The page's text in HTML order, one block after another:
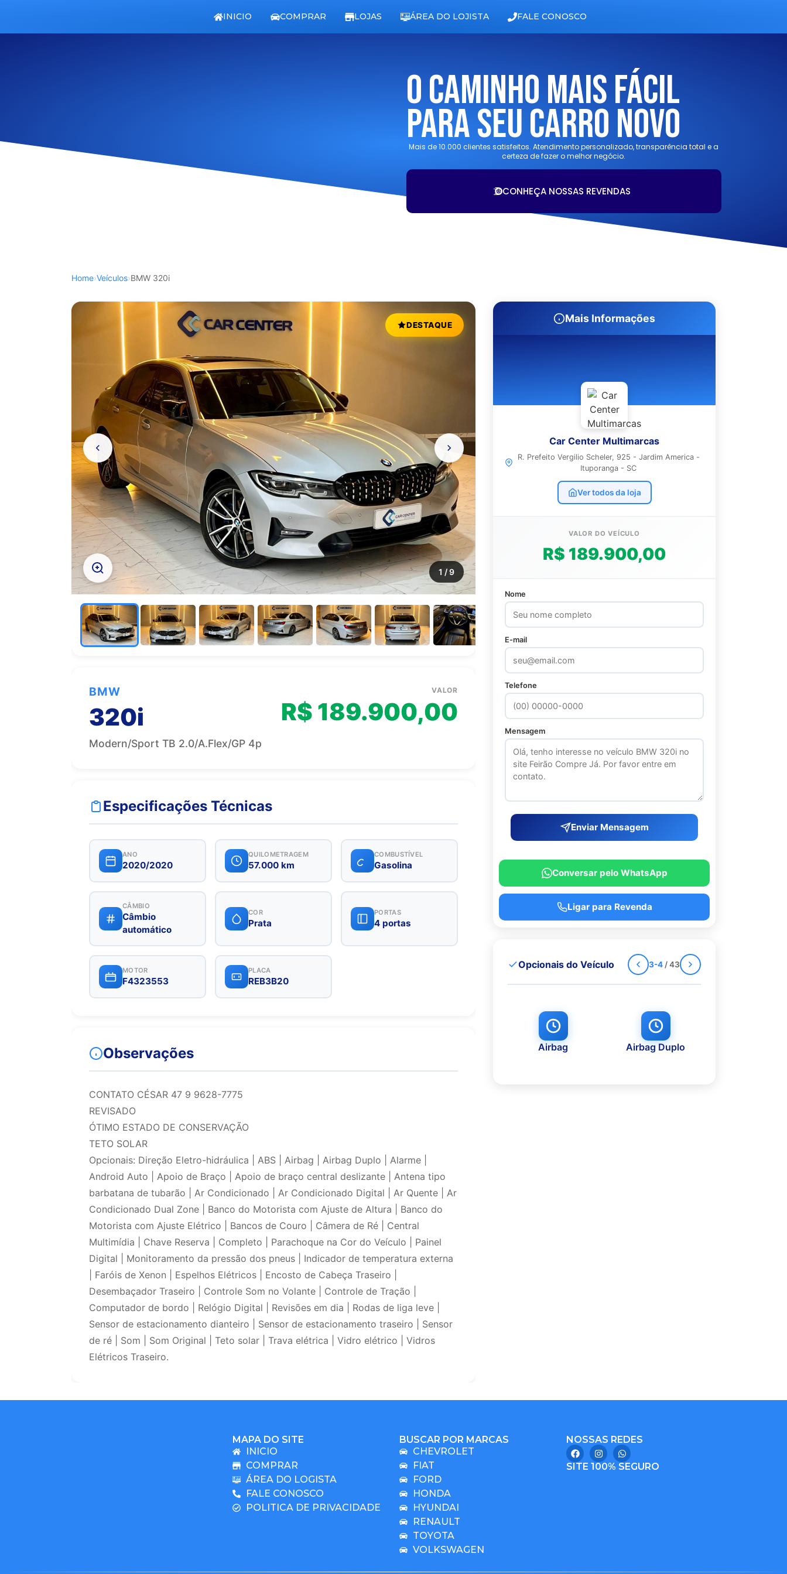
INICIO COMPRAR LOJAS ÁREA DO LOJISTA FALE CONOSCO
O Caminho Mais Fácil
Para Seu Carro Novo
Mais de 10.000 clientes satisfeitos. Atendimento personalizado, transparência total e a
certeza de fazer o melhor negócio.
CONHEÇA NOSSAS REVENDAS
Home›Veículos›BMW 320i
DESTAQUE
1 / 9
BMW
320i
Modern/Sport TB 2.0/A.Flex/GP 4p
VALOR
R$ 189.900,00
Especificações Técnicas
ANO
2020/2020
QUILOMETRAGEM
57.000 km
COMBUSTÍVEL
Gasolina
CÂMBIO
Câmbio
automático
COR
Prata
PORTAS
4 portas
MOTOR
F4323553
PLACA
REB3B20
Observações
CONTATO CÉSAR 47 9 9628-7775
REVISADO
ÓTIMO ESTADO DE CONSERVAÇÃO
TETO SOLAR
Opcionais: Direção Eletro-hidráulica | ABS | Airbag | Airbag Duplo | Alarme |
Android Auto | Apoio de Braço | Apoio de braço central deslizante | Antena tipo
barbatana de tubarão | Ar Condicionado | Ar Condicionado Digital | Ar Quente | Ar
Condicionado Dual Zone | Banco do Motorista com Ajuste de Altura | Banco do
Motorista com Ajuste Elétrico | Bancos de Couro | Câmera de Ré | Central
Multimídia | Chave Reserva | Completo | Parachoque na Cor do Veículo | Painel
Digital | Monitoramento da pressão dos pneus | Indicador de temperatura externa
| Faróis de Xenon | Espelhos Elétricos | Encosto de Cabeça Traseiro |
Desembaçador Traseiro | Controle Som no Volante | Controle de Tração |
Computador de bordo | Relógio Digital | Revisões em dia | Rodas de liga leve |
Sensor de estacionamento dianteiro | Sensor de estacionamento traseiro | Sensor
de ré | Som | Som Original | Teto solar | Trava elétrica | Vidro elétrico | Vidros
Elétricos Traseiro.
Mais Informações
Car Center Multimarcas
R. Prefeito Vergilio Scheler, 925 - Jardim America -
Ituporanga - SC
Ver todos da loja
VALOR DO VEÍCULO
R$ 189.900,00
Nome
E-mail
Telefone
Mensagem
Enviar Mensagem
Conversar pelo WhatsApp
Ligar para Revenda
Opcionais do Veículo 3-4/ 43
Airbag Airbag Duplo
MAPA DO SITE
INICIO
COMPRAR
ÁREA DO LOGISTA
FALE CONOSCO
POLITICA DE PRIVACIDADE
BUSCAR POR MARCAS
CHEVROLET
FIAT
FORD
HONDA
HYUNDAI
RENAULT
TOYOTA
VOLKSWAGEN
NOSSAS REDES
SITE 100% SEGURO